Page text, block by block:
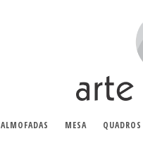
ALMOFADAS MESA QUADROS